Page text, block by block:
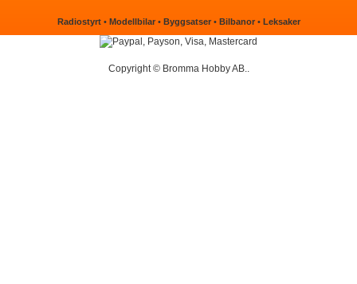
Radiostyrt• Modellbilar• Byggsatser• Bilbanor• Leksaker
Copyright © Bromma Hobby AB..